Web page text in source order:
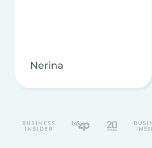
Nerina